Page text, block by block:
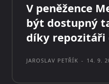
V peněžence
být dostupný
díky repozitáři
JAROSLAV PETŘÍK - 14. 9.